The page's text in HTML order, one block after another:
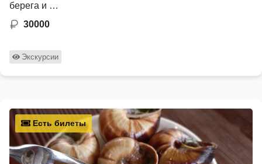
берега и …
30000
Экскурсии
Есть билеты